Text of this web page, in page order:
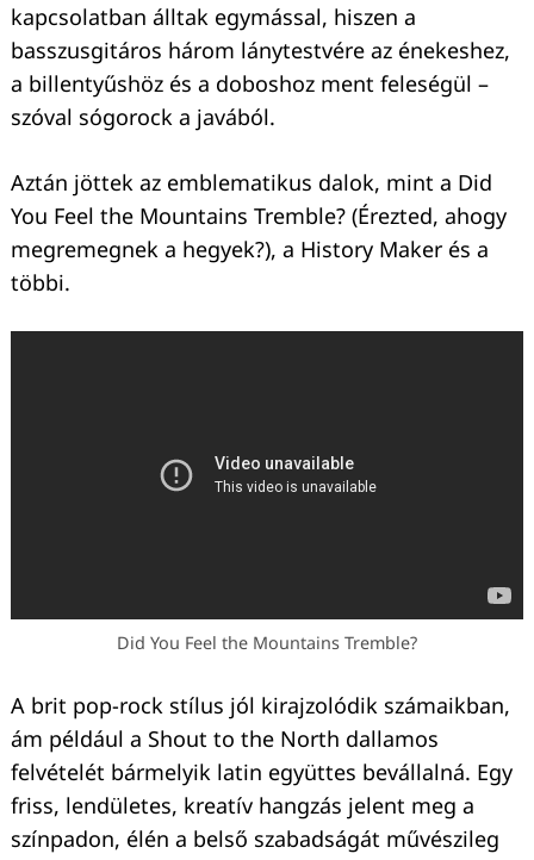
kapcsolatban álltak egymással, hiszen a
basszusgitáros három lánytestvére az énekeshez,
a billentyűshöz és a doboshoz ment feleségül –
szóval sógorock a javából.
Aztán jöttek az emblematikus dalok, mint a Did
You Feel the Mountains Tremble? (Érezted, ahogy
megremegnek a hegyek?), a History Maker és a
többi.
Did You Feel the Mountains Tremble?
A brit pop-rock stílus jól kirajzolódik számaikban,
ám például a Shout to the North dallamos
felvételét bármelyik latin együttes bevállalná. Egy
friss, lendületes, kreatív hangzás jelent meg a
színpadon, élén a belső szabadságát művészileg